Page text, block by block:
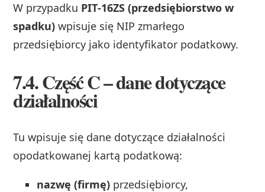
W przypadku PIT‑16ZS (przedsiębiorstwo w
spadku) wpisuje się NIP zmarłego
przedsiębiorcy jako identyfikator podatkowy.
7.4. Część C – dane dotyczące
działalności
Tu wpisuje się dane dotyczące działalności
opodatkowanej kartą podatkową:
nazwę (firmę) przedsiębiorcy,